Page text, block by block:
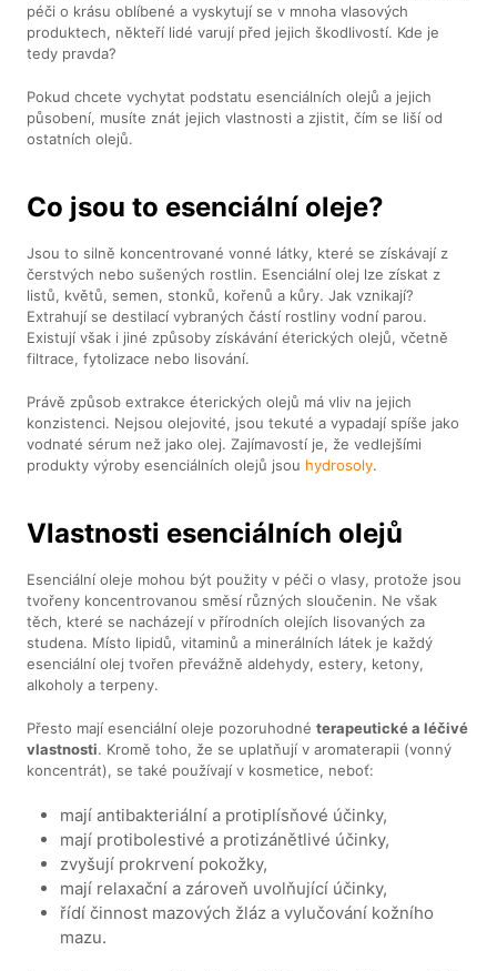
péči o krásu oblíbené a vyskytují se v mnoha vlasových
produktech, někteří lidé varují před jejich škodlivostí. Kde je
tedy pravda?
Pokud chcete vychytat podstatu esenciálních olejů a jejich
působení, musíte znát jejich vlastnosti a zjistit, čím se liší od
ostatních olejů.
Co jsou to esenciální oleje?
Jsou to silně koncentrované vonné látky, které se získávají z
čerstvých nebo sušených rostlin. Esenciální olej lze získat z
listů, květů, semen, stonků, kořenů a kůry. Jak vznikají?
Extrahují se destilací vybraných částí rostliny vodní parou.
Existují však i jiné způsoby získávání éterických olejů, včetně
filtrace, fytolizace nebo lisování.
Právě způsob extrakce éterických olejů má vliv na jejich
konzistenci. Nejsou olejovité, jsou tekuté a vypadají spíše jako
vodnaté sérum než jako olej. Zajímavostí je, že vedlejšími
produkty výroby esenciálních olejů jsou hydrosoly.
Vlastnosti esenciálních olejů
Esenciální oleje mohou být použity v péči o vlasy, protože jsou
tvořeny koncentrovanou směsí různých sloučenin. Ne však
těch, které se nacházejí v přírodních olejích lisovaných za
studena. Místo lipidů, vitaminů a minerálních látek je každý
esenciální olej tvořen převážně aldehydy, estery, ketony,
alkoholy a terpeny.
Přesto mají esenciální oleje pozoruhodnéterapeutické a léčivé
vlastnosti. Kromě toho, že se uplatňují v aromaterapii (vonný
koncentrát), se také používají v kosmetice, neboť:
mají antibakteriální a protiplísňové účinky,
mají protibolestivé a protizánětlivé účinky,
zvyšují prokrvení pokožky,
mají relaxační a zároveň uvolňující účinky,
řídí činnost mazových žláz a vylučování kožního
mazu.